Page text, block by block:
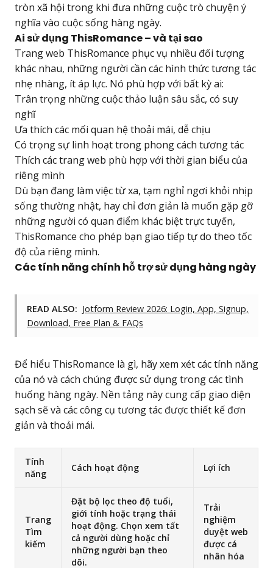
tròn xã hội trong khi đưa những cuộc trò chuyện ý
nghĩa vào cuộc sống hàng ngày.
Ai sử dụng ThisRomance – và tại sao
Trang web ThisRomance phục vụ nhiều đối tượng
khác nhau, những người cần các hình thức tương tác
nhẹ nhàng, ít áp lực. Nó phù hợp với bất kỳ ai:
Trân trọng những cuộc thảo luận sâu sắc, có suy
nghĩ
Ưa thích các mối quan hệ thoải mái, dễ chịu
Có trọng sự linh hoạt trong phong cách tương tác
Thích các trang web phù hợp với thời gian biểu của
riêng mình
Dù bạn đang làm việc từ xa, tạm nghỉ ngơi khỏi nhịp
sống thường nhật, hay chỉ đơn giản là muốn gặp gỡ
những người có quan điểm khác biệt trực tuyến,
ThisRomance cho phép bạn giao tiếp tự do theo tốc
độ của riêng mình.
Các tính năng chính hỗ trợ sử dụng hàng ngày
READ ALSO: Jotform Review 2026: Login, App, Signup,
Download, Free Plan & FAQs
Để hiểu ThisRomance là gì, hãy xem xét các tính năng
của nó và cách chúng được sử dụng trong các tình
huống hàng ngày. Nền tảng này cung cấp giao diện
sạch sẽ và các công cụ tương tác được thiết kế đơn
giản và thoải mái.
Tính
năng
Cách hoạt động Lợi ích
Trang
Tìm
kiếm
Đặt bộ lọc theo độ tuổi,
giới tính hoặc trạng thái
hoạt động. Chọn xem tất
cả người dùng hoặc chỉ
những người bạn theo
dõi.
Trải
nghiệm
duyệt web
được cá
nhân hóa